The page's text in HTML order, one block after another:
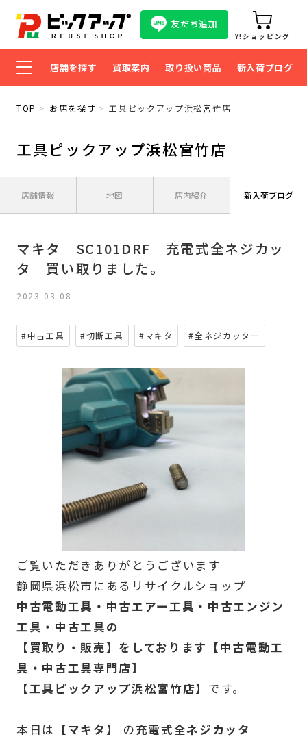
友だち追加
Y!ショッピング
店舗を探す 買取案内 取り扱い商品 新入荷ブログ
TOP お店を探す 工具ピックアップ浜松宮竹店
工具ピックアップ浜松宮竹店
店舗情報 地図 店内紹介 新入荷ブログ
マキタ SC101DRF 充電式全ネジカッ
タ 買い取りました。
2023-03-08
#中古工具 #切断工具 #マキタ #全ネジカッター
ご覧いただきありがとうございます
静岡県浜松市にあるリサイクルショップ
中古電動工具・中古エアー工具・中古エンジン
工具・中古工具の
【買取り・販売】をしております【中古電動工
具・中古工具専門店】
【工具ピックアップ浜松宮竹店】 です。
本日は 【マキタ】 の充電式全ネジカッタ